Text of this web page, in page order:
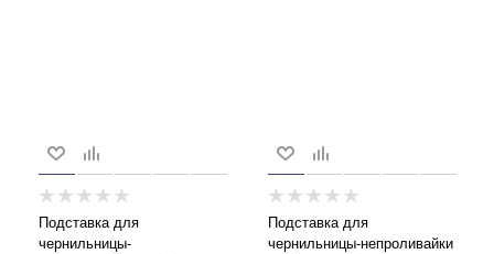
Подставка для
чернильницы-
Подставка для
чернильницы-непроливайки